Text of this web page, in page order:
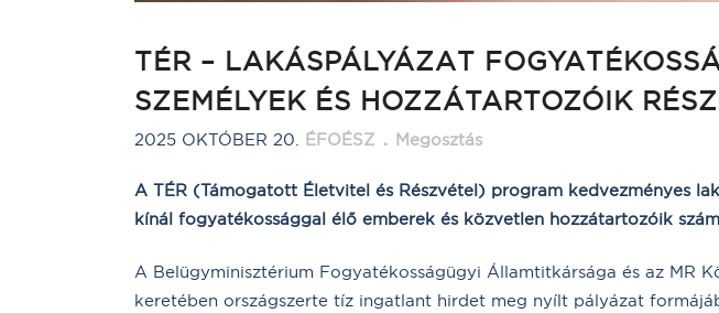
TÉR – LAKÁSPÁLYÁZAT
SZEMÉLYEK ÉS HOZZÁTARTOZÓIK
2025 OKTÓBER 20. ÉFOÉSZ Megosztás
A TÉR (Támogatott Életvitel és Részvétel) program kedvezményes
kínál fogyatékossággal élő emberek és közvetlen hozzátartozóik
A Belügyminisztérium Fogyatékosságügyi Államtitkársága és az MR
keretében országszerte tíz ingatlant hirdet meg nyílt pályázat